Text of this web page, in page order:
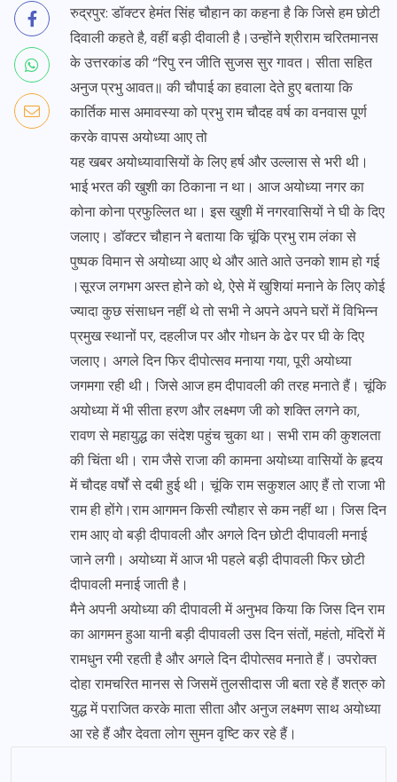
रुद्रपुर: डॉक्टर हेमंत सिंह चौहान का कहना है कि जिसे हम छोटी
दिवाली कहते है, वहीं बड़ी दीवाली है।उन्होंने श्रीराम चरितमानस
के उत्तरकांड की “रिपु रन जीति सुजस सुर गावत। सीता सहित
अनुज प्रभु आवत॥ की चौपाई का हवाला देते हुए बताया कि
कार्तिक मास अमावस्या को प्रभु राम चौदह वर्ष का वनवास पूर्ण
करके वापस अयोध्या आए तो
यह खबर अयोध्यावासियों के लिए हर्ष और उल्लास से भरी थी।
भाई भरत की खुशी का ठिकाना न था। आज अयोध्या नगर का
कोना कोना प्रफुल्लित था। इस खुशी में नगरवासियों ने घी के दिए
जलाए। डॉक्टर चौहान ने बताया कि चूंकि प्रभु राम लंका से
पुष्पक विमान से अयोध्या आए थे और आते आते उनको शाम हो गई
।सूरज लगभग अस्त होने को थे, ऐसे में खुशियां मनाने के लिए कोई
ज्यादा कुछ संसाधन नहीं थे तो सभी ने अपने अपने घरों में विभिन्न
प्रमुख स्थानों पर, दहलीज पर और गोधन के ढेर पर घी के दिए
जलाए। अगले दिन फिर दीपोत्सव मनाया गया, पूरी अयोध्या
जगमगा रही थी। जिसे आज हम दीपावली की तरह मनाते हैं। चूंकि
अयोध्या में भी सीता हरण और लक्ष्मण जी को शक्ति लगने का,
रावण से महायुद्ध का संदेश पहुंच चुका था। सभी राम की कुशलता
की चिंता थी। राम जैसे राजा की कामना अयोध्या वासियों के हृदय
में चौदह वर्षों से दबी हुई थी। चूंकि राम सकुशल आए हैं तो राजा भी
राम ही होंगे।राम आगमन किसी त्यौहार से कम नहीं था। जिस दिन
राम आए वो बड़ी दीपावली और अगले दिन छोटी दीपावली मनाई
जाने लगी। अयोध्या में आज भी पहले बड़ी दीपावली फिर छोटी
दीपावली मनाई जाती है।
मैने अपनी अयोध्या की दीपावली में अनुभव किया कि जिस दिन राम
का आगमन हुआ यानी बड़ी दीपावली उस दिन संतों, महंतो, मंदिरों में
रामधुन रमी रहती है और अगले दिन दीपोत्सव मनाते हैं। उपरोक्त
दोहा रामचरित मानस से जिसमें तुलसीदास जी बता रहे हैं शत्रु को
युद्ध में पराजित करके माता सीता और अनुज लक्ष्मण साथ अयोध्या
आ रहे हैं और देवता लोग सुमन वृष्टि कर रहे हैं।